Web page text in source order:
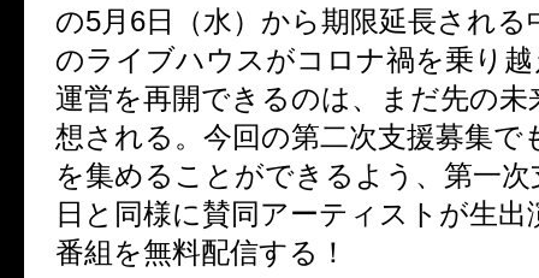
の5月6日（水）から期限延長される
のライブハウスがコロナ禍を乗り
運営を再開できるのは、まだ先の未
想される。今回の第二次支援募集で
を集めることができるよう、第一次
日と同様に賛同アーティストが生
番組を無料配信する！